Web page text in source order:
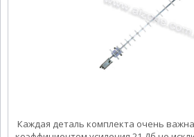
Каждая деталь комплекта очень